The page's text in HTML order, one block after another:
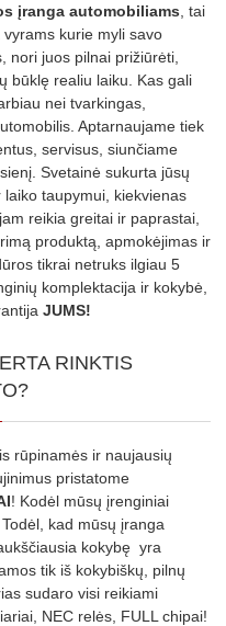
įranga automobiliams , tai
vyrams kurie myli savo
nori juos pilnai prižiūrėti,
būklę realiu laiku. Kas gali
nei tvarkingas,
Aptarnaujame tiek
servisus, siunčiame
Svetainė sukurta jūsų
laiko taupymui, kiekvienas
reikia greitai ir paprastai,
produktą, apmokėjimas ir
tikrai netruks ilgiau 5
komplektacija ir kokybė,
JUMS!
RINKTIS
rūpinamės ir naujausių
pristatome
! Kodėl mūsų įrenginiai
kad mūsų įranga
kokybę yra
tik iš kokybiškų, pilnų
sudaro visi reikiami
NEC relės, FULL chipai!